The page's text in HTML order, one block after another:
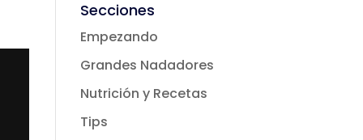
a en el
Agua
Secciones
Empezando
Grandes Nadadores
Nutrición y Recetas
Tips